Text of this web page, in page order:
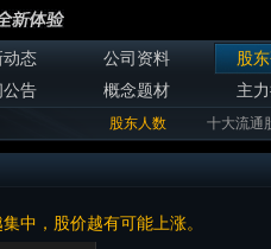
动态 公司资料
股
公告
概念题材 主
股东人数 十大流通
中，股价越有可能上涨。